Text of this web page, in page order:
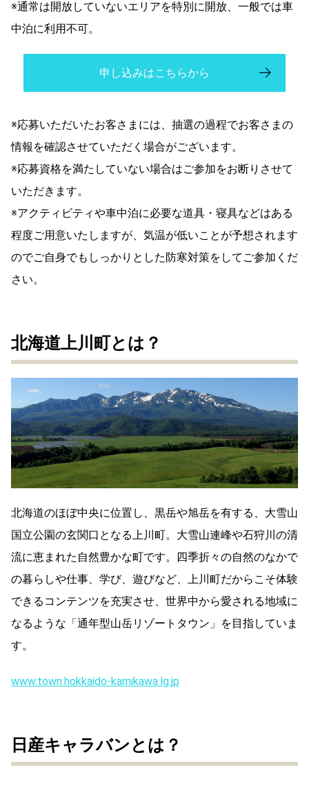
※通常は開放していないエリアを特別に開放、一般では車
中泊に利用不可。
申し込みはこちらから
※応募いただいたお客さまには、抽選の過程でお客さまの
情報を確認させていただく場合がございます。
※応募資格を満たしていない場合はご参加をお断りさせて
いただきます。
※アクティビティや車中泊に必要な道具・寝具などはある
程度ご用意いたしますが、気温が低いことが予想されます
のでご自身でもしっかりとした防寒対策をしてご参加くだ
さい。
北海道上川町とは？
北海道のほぼ中央に位置し、黒岳や旭岳を有する、大雪山
国立公園の玄関口となる上川町。大雪山連峰や石狩川の清
流に恵まれた自然豊かな町です。四季折々の自然のなかで
の暮らしや仕事、学び、遊びなど、上川町だからこそ体験
できるコンテンツを充実させ、世界中から愛される地域に
なるような「通年型山岳リゾートタウン」を目指していま
す。
www.town.hokkaido-kamikawa.lg.jp
日産キャラバンとは？